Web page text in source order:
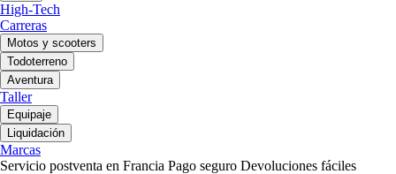
High-Tech
Carreras
Motos y scooters
Todoterreno
Aventura
Taller
Equipaje
Liquidación
Marcas
Servicio postventa en Francia Pago seguro Devoluciones fáciles